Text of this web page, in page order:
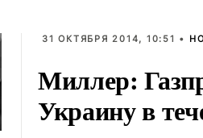
31 ОКТЯБРЯ 2014, 10:51 •
Миллер:
Украину в